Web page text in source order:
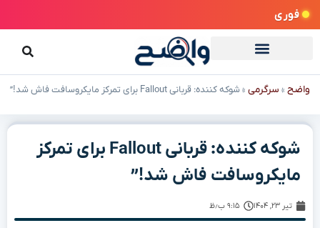
فوری
واضح » سرگرمی »شوکه کننده: قربانی Fallout برای تمرکز مایکروسافت فاش شد!”
شوکه کننده: قربانی Fallout برای تمرکز
مایکروسافت فاش شد!”
تیر ۲۳, ۱۴۰۴ ۹:۱۵ ب٫ظ